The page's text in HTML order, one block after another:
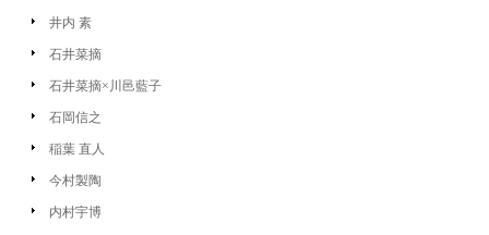
井内 素
石井菜摘
石井菜摘×川邑藍子
石岡信之
稲葉 直人
今村製陶
内村宇博